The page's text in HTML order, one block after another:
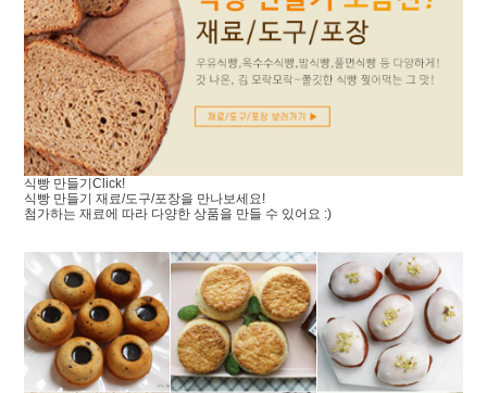
식빵 만들기Click!
식빵 만들기 재료/도구/포장을 만나보세요!
첨가하는 재료에 따라 다양한 상품을 만들 수 있어요 :)